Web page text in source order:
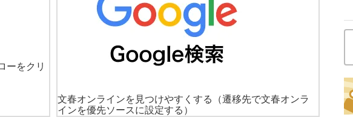
ーをクリ
文春オンラインを見つけやすくする
（遷移先で文春オンラ
インを優先ソースに設定する）